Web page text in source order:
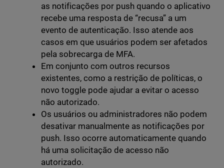
as notificações por push quando o aplicativo
recebe uma resposta de “recusa” a um
evento de autenticação. Isso atende aos
casos em que usuários podem ser afetados
pela sobrecarga de MFA.
Em conjunto com outros recursos
existentes, como a restrição de políticas, o
novo toggle pode ajudar a evitar o acesso
não autorizado.
Os usuários ou administradores não podem
desativar manualmente as notificações por
push. Isso ocorre automaticamente quando
há uma solicitação de acesso não
autorizado.